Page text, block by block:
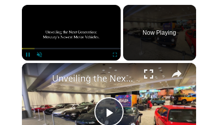
×
Unmute Fullscreen
Now Playing
×
Unveiling the Next Generation: Mercury's Newest Motor Vehicles